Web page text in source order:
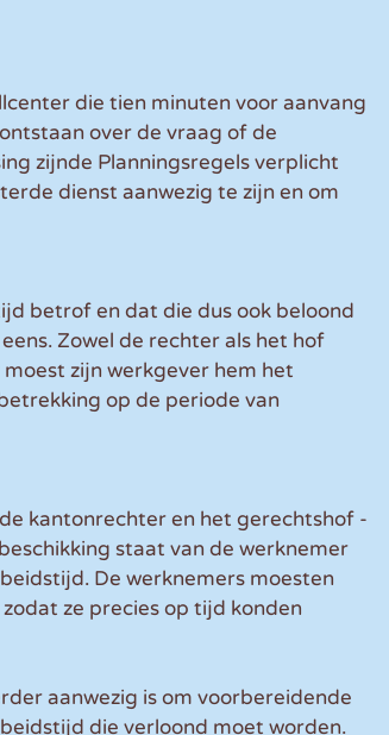
die tien minuten voor aanvang
over de vraag of de
zijnde Planningsregels verplicht
dienst aanwezig te zijn en om
betrof en dat die dus ook beloond
Zowel de rechter als het hof
zijn werkgever hem het
op de periode van
kantonrechter en het gerechtshof -
staat van de werknemer
De werknemers moesten
ze precies op tijd konden
aanwezig is om voorbereidende
die verloond moet worden.